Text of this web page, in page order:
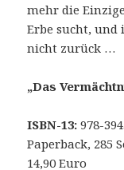
mehr die
Erbe sucht, und
nicht zurück …
„Das
ISBN-13: 978-
Paperback, 285
14,90 Euro